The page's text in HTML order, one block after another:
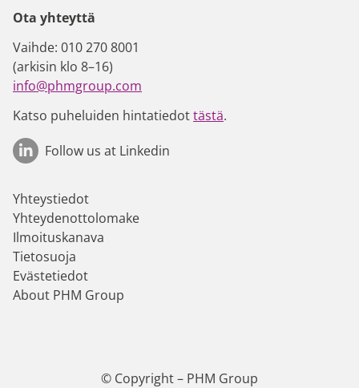
Ota yhteyttä
Vaihde: 010 270 8001
(arkisin klo 8–16)
info@phmgroup.com
Katso puheluiden hintatiedottästä.
Follow us at Linkedin
Yhteystiedot
Yhteydenottolomake
Ilmoituskanava
Tietosuoja
Evästetiedot
About PHM Group
© Copyright – PHM Group